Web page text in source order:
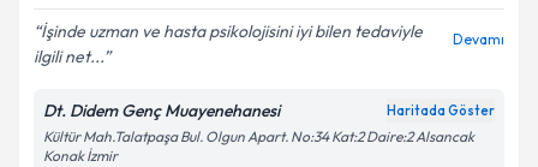
İşinde uzman ve hasta psikolojisini iyi bilen tedaviyle
ilgili net...
Devamı
Dt. Didem Genç Muayenehanesi Haritada Göster
Kültür Mah.Talatpaşa Bul. Olgun Apart. No:34 Kat:2 Daire:2 Alsancak
Konak İzmir